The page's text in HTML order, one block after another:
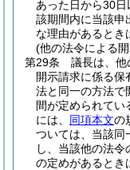
あった日から30日
該期間内に当該申
な理由があるとき
(他の法令による
第29条
議長は、他
開示請求に係る保
法と同一の方法で
間が定められてい
には、 同項本文の
ついては、当該同
し、当該他の法
の定めがあるとき